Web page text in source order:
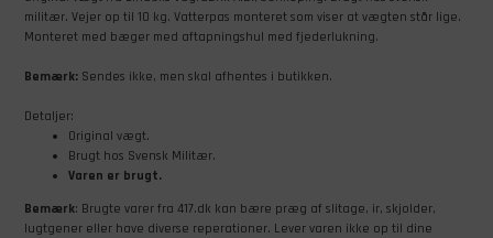
militær. Vejer op til 10 kg. Vatterpas monteret som viser at vægten står lige.
Monteret med bæger med aftapningshul med fjederlukning.
Bemærk: Sendes ikke, men skal afhentes i butikken.
Detaljer:
Original vægt.
Brugt hos Svensk Militær.
Varen er brugt.
Bemærk: Brugte varer fra 417.dk kan bære præg af slitage, ir, skjolder,
lugtgener eller have diverse reperationer. Lever varen ikke op til dine